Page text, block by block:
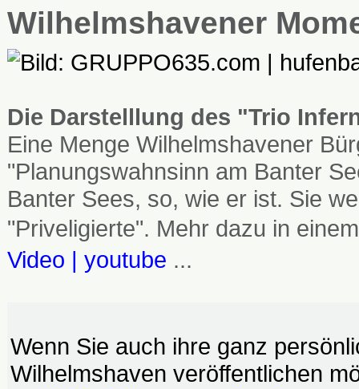
Wilhelmshavener
Die Darstelllung des "Trio
Eine Menge Wilhelmshavener
"Planungswahnsinn am Banter
Banter Sees, so, wie er ist. Sie
"Priveligierte". Mehr dazu in
Video | youtube ...
Wenn Sie auch ihre ganz
Wilhelmshaven veröffentlichen